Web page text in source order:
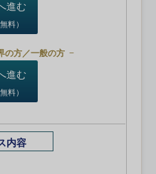
進む
料）
の方／一般の方
進む
料）
内容